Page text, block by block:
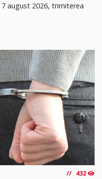
august 2026, trimiterea
432